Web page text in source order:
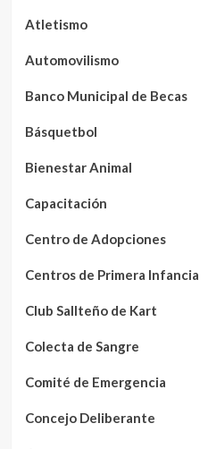
Atletismo
Automovilismo
Banco Municipal de Becas
Básquetbol
Bienestar Animal
Capacitación
Centro de Adopciones
Centros de Primera Infancia
Club Sallteño de Kart
Colecta de Sangre
Comité de Emergencia
Concejo Deliberante